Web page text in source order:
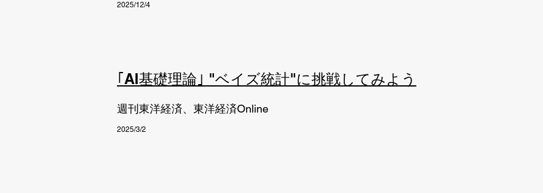
2025/12/4
｢AI基礎理論｣ "ベイズ統計"に挑戦してみよう
週刊東洋経済、東洋経済Online
2025/3/2